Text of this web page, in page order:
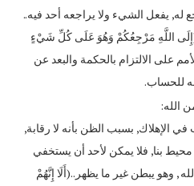
له, يفعل الشيء ولا يراجعه أحد فيه..
اللَّهِ مَرْجِعُكُمْ وَهُوَ عَلَى كُلِّ شَيْءٍ
الأمم على الالتزام بالحكمة والبعد عن
للحساب.
الله:
الإهلاك, بسبب الظن بأنه لا رقابة,
محيط بنا, فلا يمكن لأحد أن يستخفي
, وهو يبطن غير ما يظهر..(أَلَا إِنَّهُمْ